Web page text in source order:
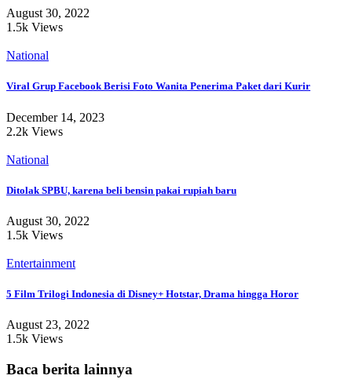
August 30, 2022
1.5k Views
National
Viral Grup Facebook Berisi Foto Wanita Penerima Paket dari Kurir
December 14, 2023
2.2k Views
National
Ditolak SPBU, karena beli bensin pakai rupiah baru
August 30, 2022
1.5k Views
Entertainment
5 Film Trilogi Indonesia di Disney+ Hotstar, Drama hingga Horor
August 23, 2022
1.5k Views
Baca berita lainnya